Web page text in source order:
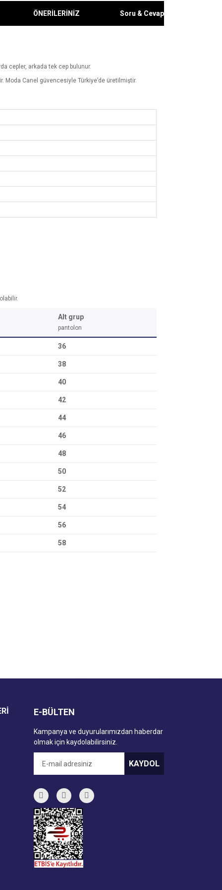
ÖNERİLERİNİZ Soru & Cevap
cepler, arkada tek cep bulunur.
Moda Canel güvencesiyle Türkiye’de üretilmiştir.
Alt grup
pantolon
36
38
40
42
44
46
48
50
52
54
56
58
E-BÜLTEN
Kampanya ve duyurularımızdan haberdar
olmak için kaydolabilirsiniz.
KAYDOL